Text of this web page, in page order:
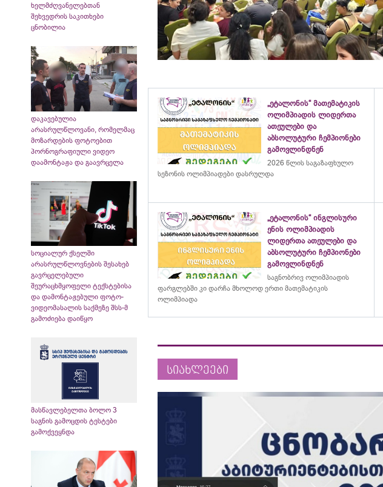
ხელმძღვანელებთან
შეხვედრის საკითხები
ცნობილია
დაკავებულია
არასრულწლოვანი, რომელმაც
მოზარდების ფოტოებით
პორნოგრაფიული ვიდეო
დაამონტაჟა და გაავრცელა
სოციალურ ქსელში
არასრულწლოვნების შესახებ
გავრცელებული
შეურაცხმყოფელი ტექსტებისა
და დამონტაჟებული ფოტო-
ვიდეომასალის საქმეზე შსს-მ
გამოძიება დაიწყო
მასწავლებელთა ბოლო 3
საგნის გამოცდის ტესტები
გამოქვეყნდა
„ეტალონის“ მათემატიკის
ოლიმპიადის ლიდერთა
ათეულები და
აბსოლუტური ჩემპიონები
გამოვლინდნენ
2026 წლის საგაზაფხულო
სეზონის ოლიმპიადები დასრულდა
„ეტალონის“ ინგლისური
ენის ოლიმპიადის
ლიდერთა ათეულები და
აბსოლუტური ჩემპიონები
გამოვლინდნენ
საგნობრივ ოლიმპიადის
ფარგლებში კი დარჩა მხოლოდ ერთი მათემატიკის
ოლიმპიადა
სიახლეები